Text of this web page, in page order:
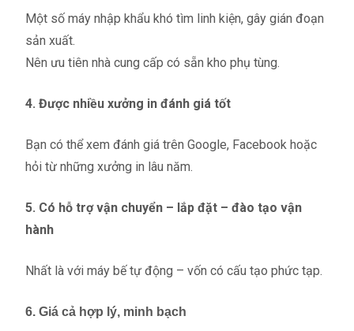
Một số máy nhập khẩu khó tìm linh kiện, gây gián đoạn
sản xuất.
Nên ưu tiên nhà cung cấp có sẵn kho phụ tùng.
4. Được nhiều xưởng in đánh giá tốt
Bạn có thể xem đánh giá trên Google, Facebook hoặc
hỏi từ những xưởng in lâu năm.
5. Có hỗ trợ vận chuyển – lắp đặt – đào tạo vận
hành
Nhất là với máy bế tự động – vốn có cấu tạo phức tạp.
6. Giá cả hợp lý, minh bạch